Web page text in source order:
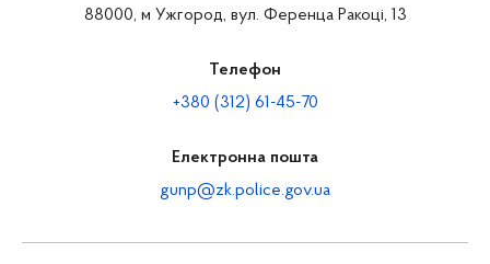
88000, м Ужгород, вул. Ференца Ракоці, 13
Телефон
+380 (312) 61-45-70
Електронна пошта
gunp@zk.police.gov.ua